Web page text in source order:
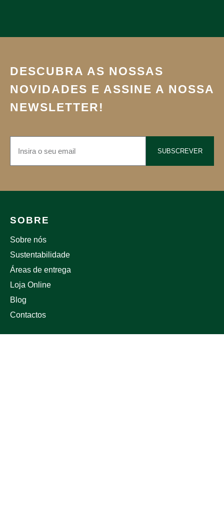
DESCUBRA AS NOSSAS
NOVIDADES E ASSINE A NOSSA
NEWSLETTER!
SUBSCREVER
SOBRE
Sobre nós
Sustentabilidade
Áreas de entrega
Loja Online
Blog
Contactos